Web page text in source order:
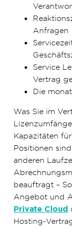
Anfragen
Service
Vertrag
Die
Was Sie im
Kapazitäten
Positionen
anderen
beauftragt –
Angebot und
Private Cloud
Hosting-